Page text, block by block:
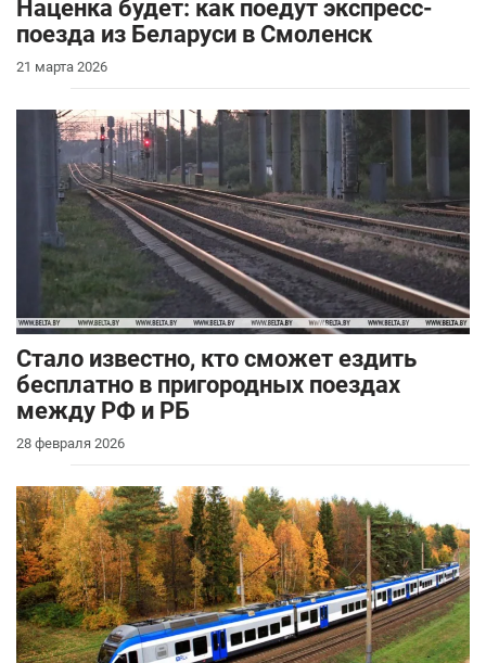
Наценка будет: как поедут экспресс-
поезда из Беларуси в Смоленск
21 марта 2026
Стало известно, кто сможет ездить
бесплатно в пригородных поездах
между РФ и РБ
28 февраля 2026